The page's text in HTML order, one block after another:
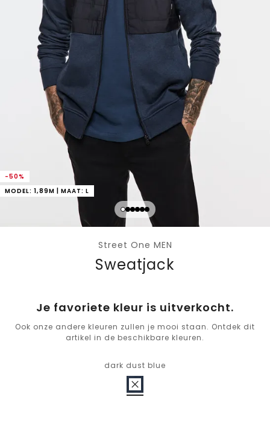
-50%
MODEL: 1,89M | MAAT: L
Street One MEN
Sweatjack
Je favoriete kleur is uitverkocht.
Ook onze andere kleuren zullen je mooi staan. Ontdek dit
artikel in de beschikbare kleuren.
dark dust blue